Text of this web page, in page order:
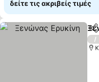
δείτε τις ακριβείς τιμές
/